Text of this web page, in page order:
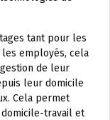
tant pour les
employés, cela
de leur
leur domicile
Cela permet
travail et